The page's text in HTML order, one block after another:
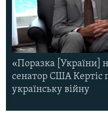
«Поразка [України]
сенатор США Кертіс
українську війну